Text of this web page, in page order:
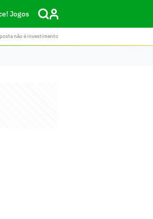
Jogos
não é investimento